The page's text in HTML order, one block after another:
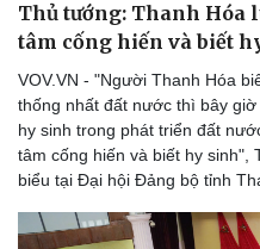
Doanh nghiệp
Thông tin doanh nghiệp
Doanh nghiệp 24h
Doanh nhân
Vì cộng đồng
Thủ tướng: Thanh Hóa
tâm cống hiến và biết
VOV.VN - "Người Thanh Hóa
thống nhất đất nước thì bây
hy sinh trong phát triển đất
tâm cống hiến và biết hy sinh",
biểu tại Đại hội Đảng bộ tỉnh